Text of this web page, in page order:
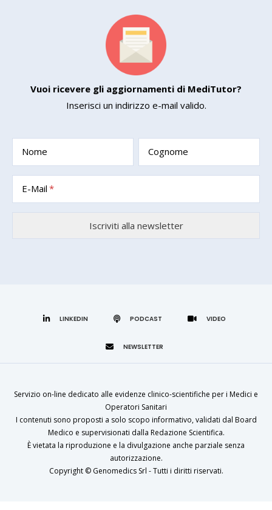
Vuoi ricevere gli aggiornamenti di MediTutor?
Inserisci un indirizzo e-mail valido.
Nome Cognome
E-Mail
LINKEDIN
Servizio on-line dedicato alle evidenze clinico-scientifiche per i Medici e
Operatori Sanitari
I contenuti sono proposti a solo scopo informativo, validati dal Board
Medico e supervisionati dalla Redazione Scientifica.
È vietata la riproduzione e la divulgazione anche parziale senza
autorizzazione.
Copyright © Genomedics Srl - Tutti i diritti riservati.